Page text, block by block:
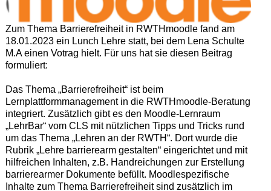
Zum Thema Barrierefreiheit in RWTHmoodle fand am
18.01.2023 ein Lunch Lehre statt, bei dem Lena Schulte
M.A einen Votrag hielt. Für uns hat sie diesen Beitrag
formuliert:
Das Thema „Barrierefreiheit“ ist beim
Lernplattformmanagement in die RWTHmoodle-Beratung
integriert. Zusätzlich gibt es den Moodle-Lernraum
„LehrBar“ vom CLS mit nützlichen Tipps und Tricks rund
um das Thema „Lehren an der RWTH“. Dort wurde die
Rubrik „Lehre barrierearm gestalten“ eingerichtet und mit
hilfreichen Inhalten, z.B. Handreichungen zur Erstellung
barrierearmer Dokumente befüllt. Moodlespezifische
Inhalte zum Thema Barrierefreiheit sind zusätzlich im